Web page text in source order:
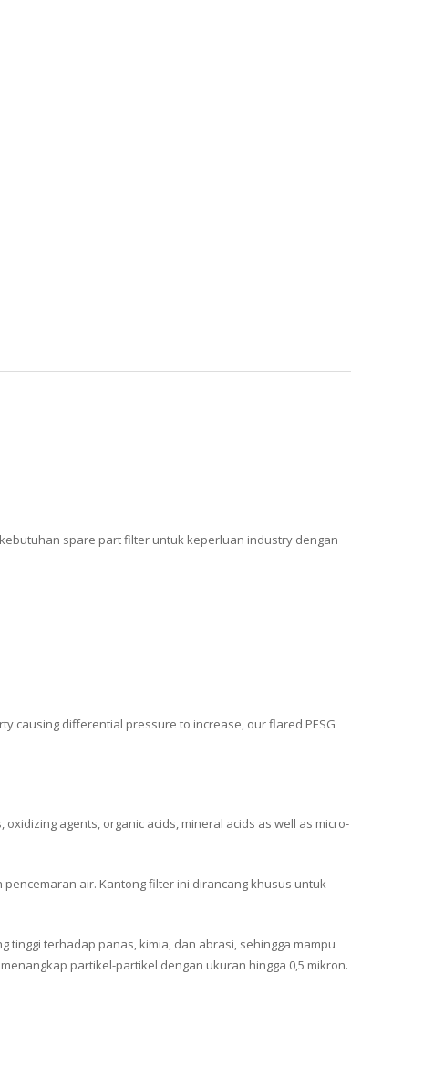
spare part filter untuk keperluan industry dengan
causing differential pressure to increase, our flared PESG
agents, organic acids, mineral acids as well as micro-
air. Kantong filter ini dirancang khusus untuk
tinggi terhadap panas, kimia, dan abrasi, sehingga mampu
partikel-partikel dengan ukuran hingga 0,5 mikron.